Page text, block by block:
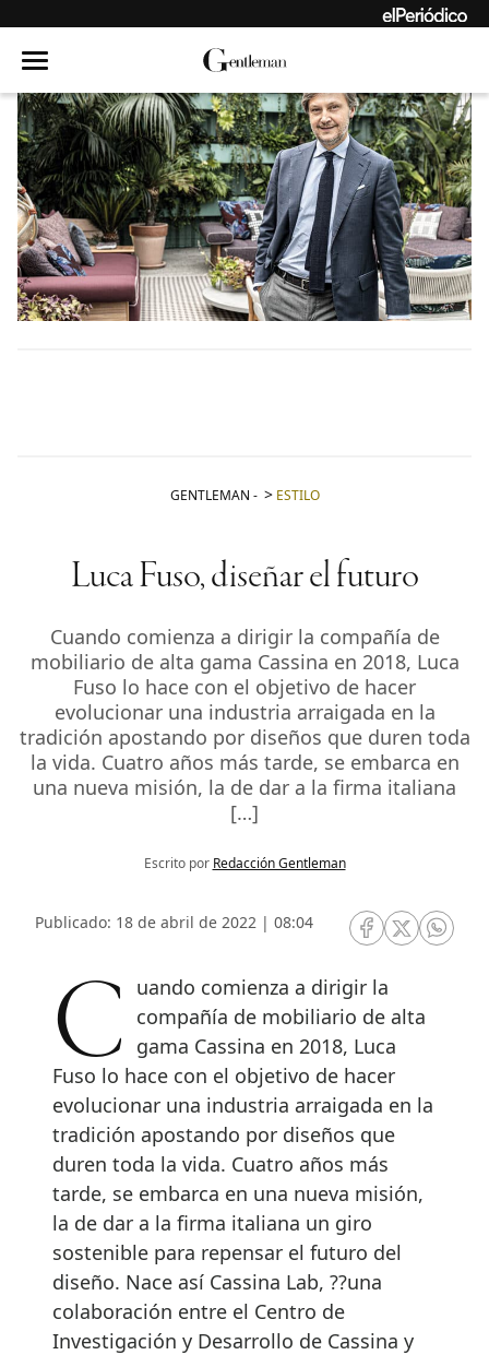
GENTLEMAN - ESTILO
Luca Fuso, diseñar el futuro
Cuando comienza a dirigir la compañía de
mobiliario de alta gama Cassina en 2018, Luca
Fuso lo hace con el objetivo de hacer
evolucionar una industria arraigada en la
tradición apostando por diseños que duren toda
la vida. Cuatro años más tarde, se embarca en
una nueva misión, la de dar a la firma italiana
[…]
Escrito por Redacción Gentleman
Publicado: 18 de abril de 2022 | 08:04
RRSS Facebook
RRSSRRSS
Cuando comienza a dirigir la
compañía de mobiliario de alta
gama Cassina en 2018, Luca
Fuso lo hace con el objetivo de hacer
evolucionar una industria arraigada en la
tradición apostando por diseños que
duren toda la vida. Cuatro años más
tarde, se embarca en una nueva misión,
la de dar a la firma italiana un giro
sostenible para repensar el futuro del
diseño. Nace así Cassina Lab, ??una
colaboración entre el Centro de
Investigación y Desarrollo de Cassina y